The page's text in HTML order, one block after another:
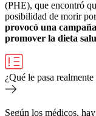
(PHE), que encontró
posibilidad de morir
provocó una
promover la dieta
¿Qué le pasa
Según los médicos,